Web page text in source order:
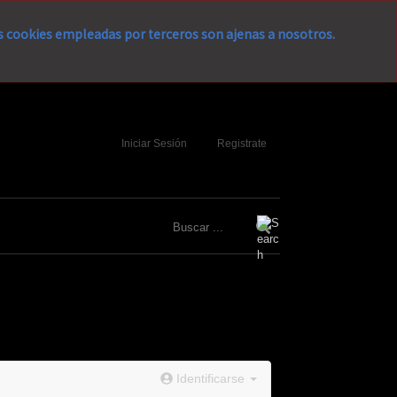
empleadas por terceros son ajenas a nosotros.
Iniciar Sesión Registrate
Identificarse